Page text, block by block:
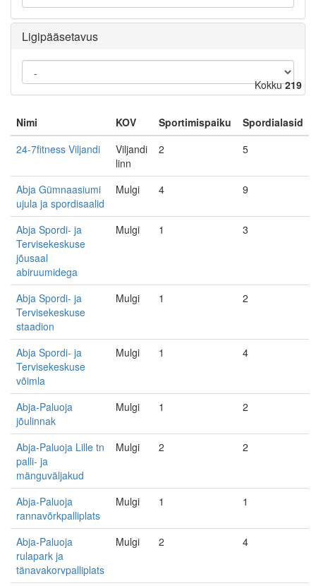
Ligipääsetavus
Kokku219
Nimi KOV Sportimispaiku
Spordialasid
24-7fitness Viljandi
Viljandi
linn
2 5
Abja Gümnaasiumi
ujula ja spordisaalid
Mulgi 4 9
Abja Spordi- ja
Tervisekeskuse
jõusaal
abiruumidega
Mulgi 1 3
Abja Spordi- ja
Tervisekeskuse
staadion
Mulgi 1 2
Abja Spordi- ja
Tervisekeskuse
võimla
Mulgi 1 4
Abja-Paluoja
jõulinnak
Mulgi 1 2
Abja-Paluoja Lille tn
palli- ja
mänguväljakud
Mulgi 2 2
Abja-Paluoja
rannavõrkpalliplats
Mulgi 1 1
Abja-Paluoja
rulapark ja
tänavakorvpalliplats
Mulgi 2 4